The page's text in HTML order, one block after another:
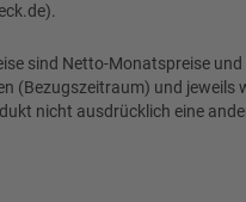
sind Netto-Monatspreise
(Bezugszeitraum) und jeweils
nicht ausdrücklich eine